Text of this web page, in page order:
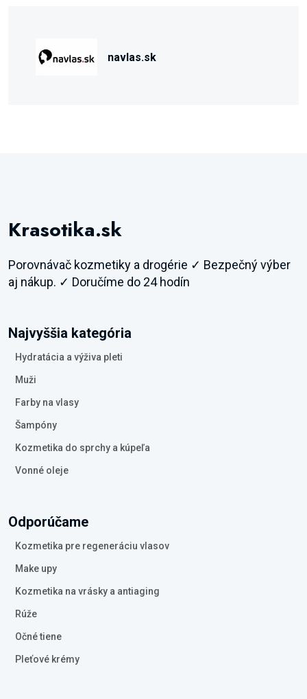
navlas.sk
Krasotika.sk
Porovnávač kozmetiky a drogérie ✓ Bezpečný výber
aj nákup. ✓ Doručíme do 24 hodín
Najvyššia kategória
Hydratácia a výživa pleti
Muži
Farby na vlasy
Šampóny
Kozmetika do sprchy a kúpeľa
Vonné oleje
Odporúčame
Kozmetika pre regeneráciu vlasov
Make upy
Kozmetika na vrásky a antiaging
Rúže
Očné tiene
Pleťové krémy